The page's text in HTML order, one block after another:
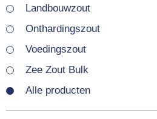
Landbouwzout
Onthardingszout
Voedingszout
Zee Zout Bulk
Alle producten